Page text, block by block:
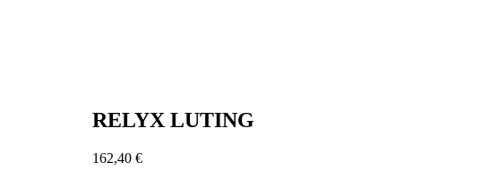
RELYX LUTING
162,40 €